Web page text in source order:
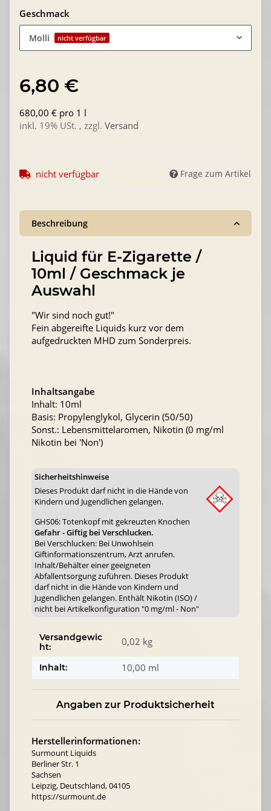
Geschmack
Molli nicht verfügbar
6,80 €
680,00 € pro 1 l
inkl. 19% USt. , zzgl. Versand
nicht verfügbar Frage zum Artikel
Beschreibung
Liquid für E-Zigarette /
10ml / Geschmack je
Auswahl
"Wir sind noch gut!"
Fein abgereifte Liquids kurz vor dem
aufgedruckten MHD zum Sonderpreis.
Inhaltsangabe
Inhalt: 10ml
Basis: Propylenglykol, Glycerin (50/50)
Sonst.: Lebensmittelaromen, Nikotin (0 mg/ml
Nikotin bei 'Non')
Sicherheitshinweise
Dieses Produkt darf nicht in die Hände von
Kindern und Jugendlichen gelangen.
GHS06: Totenkopf mit gekreuzten Knochen
Gefahr - Giftig bei Verschlucken.
Bei Verschlucken: Bei Unwohlsein
Giftinformationszentrum, Arzt anrufen.
Inhalt/Behälter einer geeigneten
Abfallentsorgung zuführen. Dieses Produkt
darf nicht in die Hände von Kindern und
Jugendlichen gelangen. Enthält Nikotin (ISO) /
nicht bei Artikelkonfiguration "0 mg/ml - Non"
Versandgewic
ht:
0,02 kg
Inhalt: 10,00 ml
Angaben zur Produktsicherheit
Herstellerinformationen:
Surmount Liquids
Berliner Str. 1
Sachsen
Leipzig, Deutschland, 04105
https://surmount.de